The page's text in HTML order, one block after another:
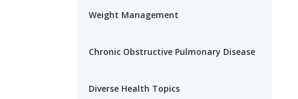
Weight Management
Chronic Obstructive Pulmonary Disease
Diverse Health Topics